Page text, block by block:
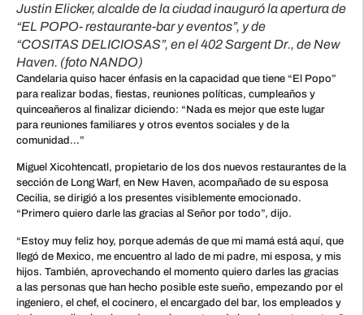
Justin Elicker, alcalde de la ciudad inauguró la apertura de
“EL POPO- restaurante-bar y eventos”, y de
“COSITAS DELICIOSAS”, en el 402 Sargent Dr., de New
Haven. (foto NANDO)
Candelaria quiso hacer énfasis en la capacidad que tiene “El Popo”
para realizar bodas, fiestas, reuniones políticas, cumpleaños y
quinceañeros al finalizar diciendo: “Nada es mejor que este lugar
para reuniones familiares y otros eventos sociales y de la
comunidad…”
Miguel Xicohtencatl, propietario de los dos nuevos restaurantes de la
sección de Long Warf, en New Haven, acompañado de su esposa
Cecilia, se dirigió a los presentes visiblemente emocionado.
“Primero quiero darle las gracias al Señor por todo”, dijo.
“Estoy muy feliz hoy, porque además de que mi mamá está aquí, que
llegó de Mexico, me encuentro al lado de mi padre, mi esposa, y mis
hijos. También, aprovechando el momento quiero darles las gracias
a las personas que han hecho posible este sueño, empezando por el
ingeniero, el chef, el cocinero, el encargado del bar, los empleados y